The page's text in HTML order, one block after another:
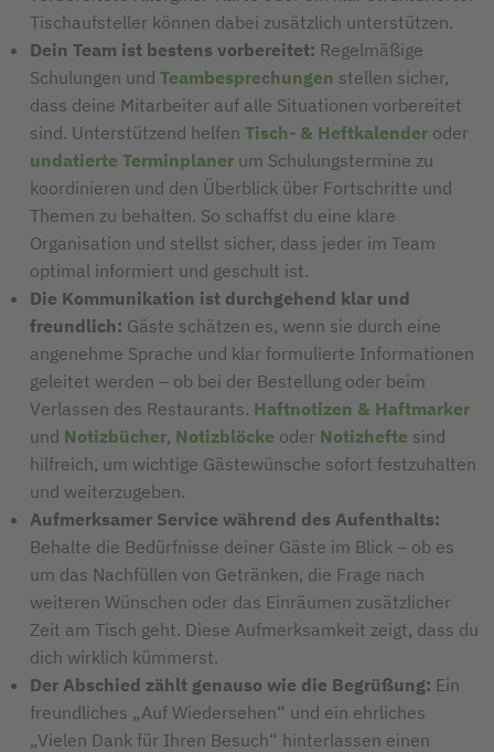
Tischaufsteller können dabei zusätzlich unterstützen.
Dein Team ist bestens vorbereitet: Regelmäßige
Schulungen und Teambesprechungen stellen sicher,
dass deine Mitarbeiter auf alle Situationen vorbereitet
sind. Unterstützend helfen Tisch- & Heftkalender oder
undatierte Terminplaner um Schulungstermine zu
koordinieren und den Überblick über Fortschritte und
Themen zu behalten. So schaffst du eine klare
Organisation und stellst sicher, dass jeder im Team
optimal informiert und geschult ist.
Die Kommunikation ist durchgehend klar und
freundlich: Gäste schätzen es, wenn sie durch eine
angenehme Sprache und klar formulierte Informationen
geleitet werden – ob bei der Bestellung oder beim
Verlassen des Restaurants. Haftnotizen & Haftmarker
und Notizbücher, Notizblöcke oder Notizhefte sind
hilfreich, um wichtige Gästewünsche sofort festzuhalten
und weiterzugeben.
Aufmerksamer Service während des Aufenthalts:
Behalte die Bedürfnisse deiner Gäste im Blick – ob es
um das Nachfüllen von Getränken, die Frage nach
weiteren Wünschen oder das Einräumen zusätzlicher
Zeit am Tisch geht. Diese Aufmerksamkeit zeigt, dass du
dich wirklich kümmerst.
Der Abschied zählt genauso wie die Begrüßung: Ein
freundliches „Auf Wiedersehen“ und ein ehrliches
„Vielen Dank für Ihren Besuch“ hinterlassen einen